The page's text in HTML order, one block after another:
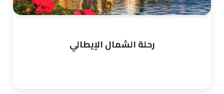
رحلة الشمال الإيطالي